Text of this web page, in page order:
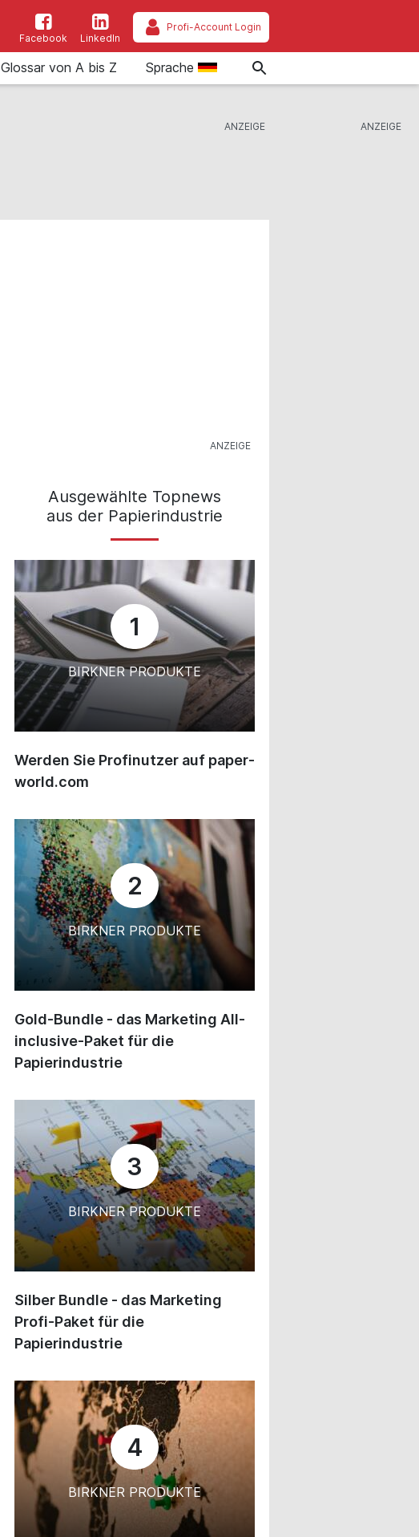
Facebook LinkedIn
Profi-Account Login
Glossar von A bis Z Sprache
Ausgewählte Topnews
aus der Papierindustrie
1
BIRKNER PRODUKTE
Werden Sie Profinutzer auf paper-
world.com
2
BIRKNER PRODUKTE
Gold-Bundle - das Marketing All-
inclusive-Paket für die
Papierindustrie
3
BIRKNER PRODUKTE
Silber Bundle - das Marketing
Profi-Paket für die
Papierindustrie
4
BIRKNER PRODUKTE